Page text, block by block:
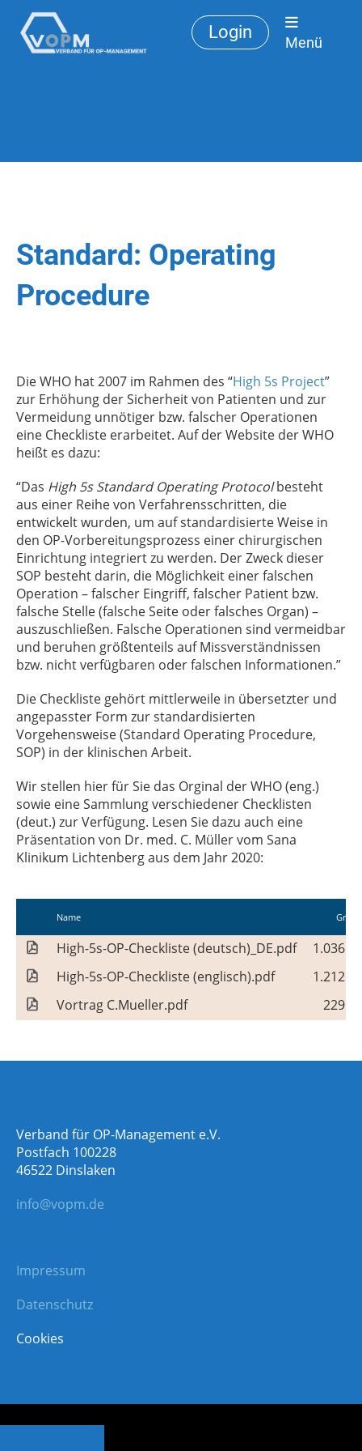
Login
Menü
Standard: Operating
Procedure
Die WHO hat 2007 im Rahmen des “High 5s Project”
zur Erhöhung der Sicherheit von Patienten und zur
Vermeidung unnötiger bzw. falscher Operationen
eine Checkliste erarbeitet. Auf der Website der WHO
heißt es dazu:
“Das High 5s Standard Operating Protocolbesteht
aus einer Reihe von Verfahrensschritten, die
entwickelt wurden, um auf standardisierte Weise in
den OP-Vorbereitungsprozess einer chirurgischen
Einrichtung integriert zu werden. Der Zweck dieser
SOP besteht darin, die Möglichkeit einer falschen
Operation – falscher Eingriff, falscher Patient bzw.
falsche Stelle (falsche Seite oder falsches Organ) –
auszuschließen. Falsche Operationen sind vermeidbar
und beruhen größtenteils auf Missverständnissen
bzw. nicht verfügbaren oder falschen Informationen.”
Die Checkliste gehört mittlerweile in übersetzter und
angepasster Form zur standardisierten
Vorgehensweise (Standard Operating Procedure,
SOP) in der klinischen Arbeit.
Wir stellen hier für Sie das Orginal der WHO (eng.)
sowie eine Sammlung verschiedener Checklisten
(deut.) zur Verfügung. Lesen Sie dazu auch eine
Präsentation von Dr. med. C. Müller vom Sana
Klinikum Lichtenberg aus dem Jahr 2020:
Name
High-5s-OP-Checkliste (deutsch)_DE.pdf
1.036
High-5s-OP-Checkliste (englisch).pdf
1.212
Vortrag C.Mueller.pdf
229
Verband für OP-Management e.V.
Postfach 100228
46522 Dinslaken
info@vopm.de
Impressum
Datenschutz
Cookies